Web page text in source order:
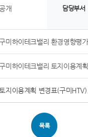
개 담당부서
미하이테크밸리 환경영향평
미하이테크밸리 토지이용계
토지이용계획 변경표(구미
목록